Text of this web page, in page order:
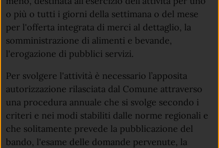
o più o tutti i giorni della settimana o del mese
per l'offerta integrata di merci al dettaglio, la
somministrazione di alimenti e bevande,
l'erogazione di pubblici servizi.
Per svolgere l'attività è necessario l’apposita
autorizzazione rilasciata dal Comune attraverso
una procedura annuale che si svolge secondo i
criteri e nei modi stabiliti dalle norme regionali e
che solitamente prevede la pubblicazione del
bando, l'esame delle domande pervenute, la